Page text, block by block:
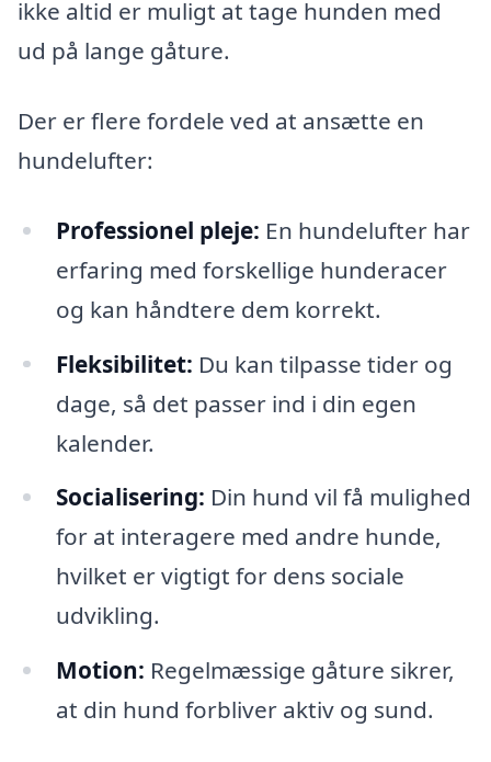
ikke altid er muligt at tage hunden med
ud på lange gåture.
Der er flere fordele ved at ansætte en
hundelufter:
Professionel pleje: En hundelufter har
erfaring med forskellige hunderacer
og kan håndtere dem korrekt.
Fleksibilitet: Du kan tilpasse tider og
dage, så det passer ind i din egen
kalender.
Socialisering: Din hund vil få mulighed
for at interagere med andre hunde,
hvilket er vigtigt for dens sociale
udvikling.
Motion: Regelmæssige gåture sikrer,
at din hund forbliver aktiv og sund.